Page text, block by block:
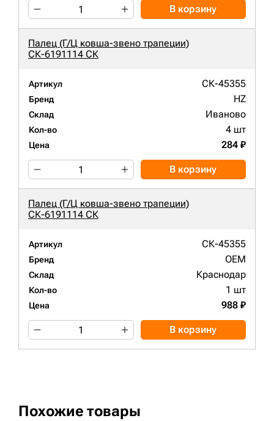
В корзину
Палец (Г/Ц ковша-звено трапеции)
СК-6191114 СК
Артикул СК-45355
Бренд HZ
Склад Иваново
Кол-во 4 шт
Цена 284 ₽
В корзину
Палец (Г/Ц ковша-звено трапеции)
СК-6191114 СК
Артикул СК-45355
Бренд OEM
Склад Краснодар
Кол-во 1 шт
Цена 988 ₽
В корзину
Похожие товары